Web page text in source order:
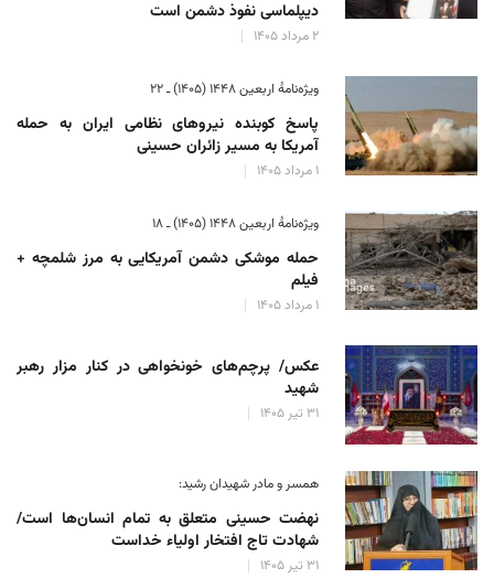
دیپلماسی نفوذ دشمن است
۲ مرداد ۱۴۰۵
ویژه‌نامهٔ اربعین ۱۴۴۸ (۱۴۰۵) ـ ۲۲
پاسخ کوبنده نیروهای نظامی ایران به حمله
آمریکا به مسیر زائران حسینی
۱ مرداد ۱۴۰۵
ویژه‌نامهٔ اربعین ۱۴۴۸ (۱۴۰۵) ـ ۱۸
حمله موشکی دشمن آمریکایی به مرز شلمچه +
فیلم
۱ مرداد ۱۴۰۵
عکس/ پرچم‌های خونخواهی در کنار مزار رهبر
شهید
۳۱ تیر ۱۴۰۵
همسر و مادر شهیدان رشید:
نهضت حسینی متعلق به تمام انسان‌ها است/
شهادت تاج افتخار اولیاء خداست
۳۱ تیر ۱۴۰۵